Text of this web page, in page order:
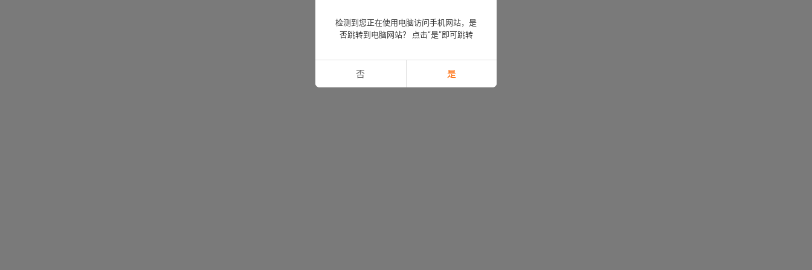
检测到您正在使用电脑访问手机网站，是
否跳转到电脑网站？ 点击“是”即可跳转
否 是